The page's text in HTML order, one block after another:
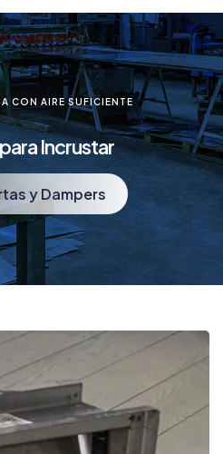
CON AIRE SUFICIENTE
Incrustar
y Dampers